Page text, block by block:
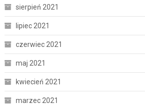
sierpień 2021
lipiec 2021
czerwiec 2021
maj 2021
kwiecień 2021
marzec 2021